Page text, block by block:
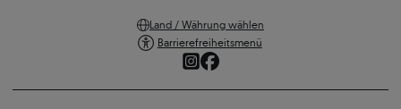
Land / Währung wählen
Barrierefreiheitsmenü